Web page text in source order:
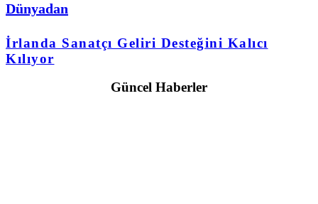
Dünyadan
İrlanda Sanatçı Geliri Desteğini Kalıcı
Kılıyor
Güncel Haberler